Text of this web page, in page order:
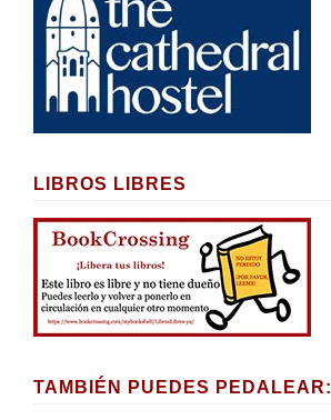
LIBROS LIBRES
TAMBIÉN PUEDES PEDALEAR: